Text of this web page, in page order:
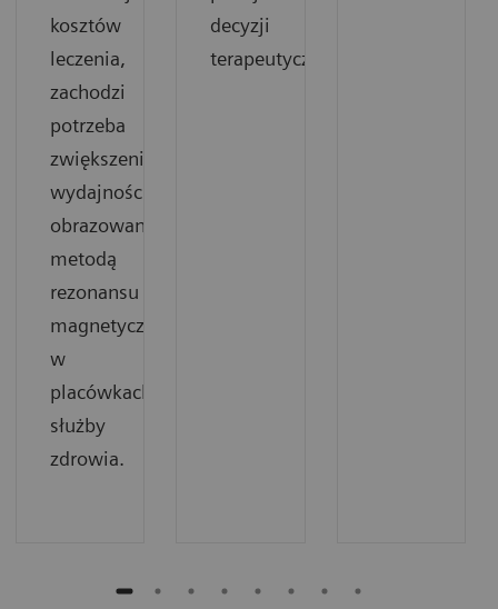
kosztów
leczenia,
zachodzi
potrzeba
zwiększenia
wydajności
obrazowania
metodą
rezonansu
magnetycznego
w
placówkach
służby
zdrowia.
decyzji
terapeutycznych